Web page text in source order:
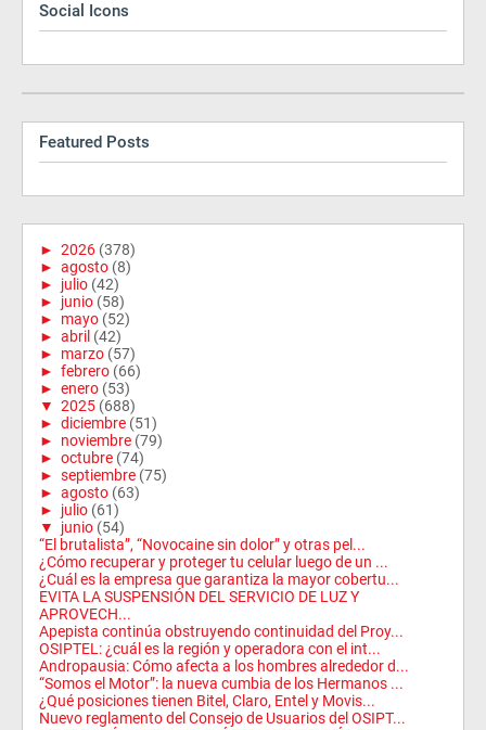
Social Icons
Featured Posts
► 2026 (378)
► agosto (8)
► julio (42)
► junio (58)
► mayo (52)
► abril (42)
► marzo (57)
► febrero (66)
► enero (53)
▼ 2025 (688)
► diciembre (51)
► noviembre (79)
► octubre (74)
► septiembre (75)
► agosto (63)
► julio (61)
▼
junio (54)
“El brutalista”, “Novocaine sin dolor” y otras pel...
¿Cómo recuperar y proteger tu celular luego de un ...
¿Cuál es la empresa que garantiza la mayor cobertu...
EVITA LA SUSPENSIÓN DEL SERVICIO DE LUZ Y
APROVECH...
Apepista continúa obstruyendo continuidad del Proy...
OSIPTEL: ¿cuál es la región y operadora con el int...
Andropausia: Cómo afecta a los hombres alrededor d...
“Somos el Motor”: la nueva cumbia de los Hermanos ...
¿Qué posiciones tienen Bitel, Claro, Entel y Movis...
Nuevo reglamento del Consejo de Usuarios del OSIPT...